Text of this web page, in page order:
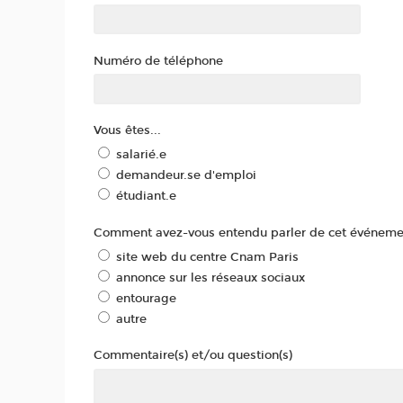
Numéro de téléphone
Vous êtes...
salarié.e
demandeur.se d'emploi
étudiant.e
Comment avez-vous entendu parler de cet
site web du centre Cnam Paris
annonce sur les réseaux sociaux
entourage
autre
Commentaire(s) et/ou question(s)